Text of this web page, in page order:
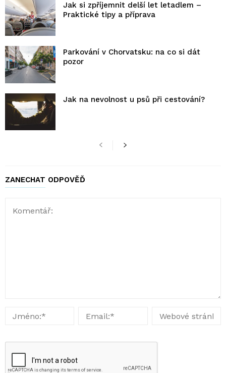
Jak si zpříjemnit delší let letadlem –
Praktické tipy a příprava
Parkování v Chorvatsku: na co si dát
pozor
Jak na nevolnost u psů při cestování?
ZANECHAT ODPOVĚĎ